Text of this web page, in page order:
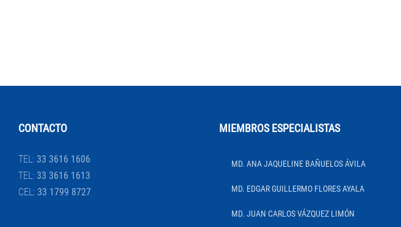
CONTACTO
TEL: 33 3616 1606
TEL: 33 3616 1613
CEL: 33 1799 8727
MIEMBROS ESPECIALISTAS
MD. ANA JAQUELINE BAÑUELOS ÁVILA
MD. EDGAR GUILLERMO FLORES AYALA
MD. JUAN CARLOS VÁZQUEZ LIMÓN